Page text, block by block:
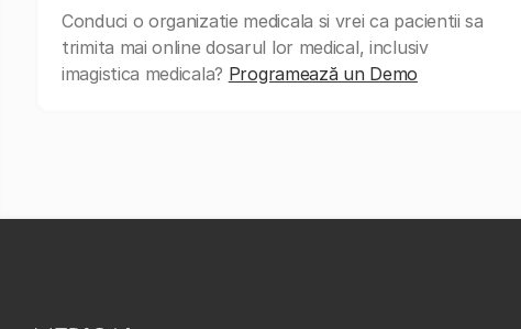
Conduci o organizatie medicala si vrei ca pacientii sa
trimita mai online dosarul lor medical, inclusiv
imagistica medicala? Programează un Demo